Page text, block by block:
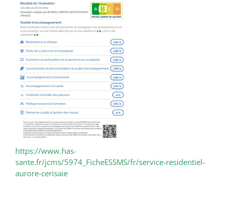
https://www.has-
sante.fr/jcms/5974_FicheESSMS/fr/service-residentiel-
aurore-cerisaie